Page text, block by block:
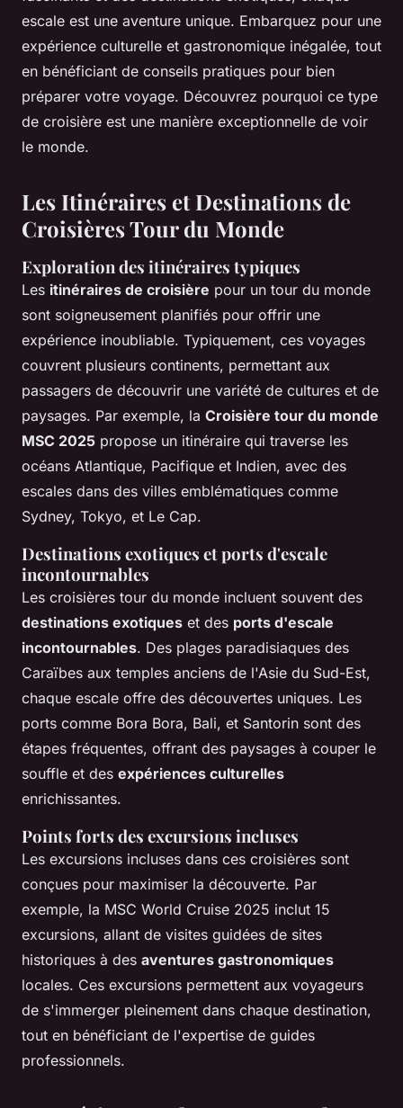
escale est une aventure unique. Embarquez pour une
expérience culturelle et gastronomique inégalée, tout
en bénéficiant de conseils pratiques pour bien
préparer votre voyage. Découvrez pourquoi ce type
de croisière est une manière exceptionnelle de voir
le monde.
Les Itinéraires et Destinations de
Croisières Tour du Monde
Exploration des itinéraires typiques
Les itinéraires de croisière pour un tour du monde
sont soigneusement planifiés pour offrir une
expérience inoubliable. Typiquement, ces voyages
couvrent plusieurs continents, permettant aux
passagers de découvrir une variété de cultures et de
paysages. Par exemple, la Croisière tour du monde
MSC 2025 propose un itinéraire qui traverse les
océans Atlantique, Pacifique et Indien, avec des
escales dans des villes emblématiques comme
Sydney, Tokyo, et Le Cap.
Destinations exotiques et ports d'escale
incontournables
Les croisières tour du monde incluent souvent des
destinations exotiques et des ports d'escale
incontournables. Des plages paradisiaques des
Caraïbes aux temples anciens de l'Asie du Sud-Est,
chaque escale offre des découvertes uniques. Les
ports comme Bora Bora, Bali, et Santorin sont des
étapes fréquentes, offrant des paysages à couper le
souffle et des expériences culturelles
enrichissantes.
Points forts des excursions incluses
Les excursions incluses dans ces croisières sont
conçues pour maximiser la découverte. Par
exemple, la MSC World Cruise 2025 inclut 15
excursions, allant de visites guidées de sites
historiques à des aventures gastronomiques
locales. Ces excursions permettent aux voyageurs
de s'immerger pleinement dans chaque destination,
tout en bénéficiant de l'expertise de guides
professionnels.